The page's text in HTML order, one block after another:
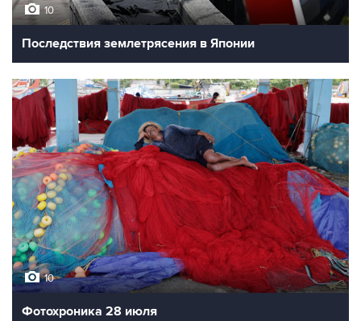
10
Последствия землетрясения в Японии
10
Фотохроника 28 июля